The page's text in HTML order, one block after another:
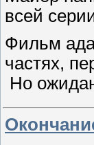
всей
Фильм
частях,
Но